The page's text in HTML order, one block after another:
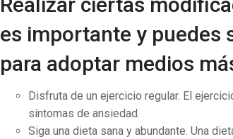
es importante y puedes
para adoptar medios
Disfruta de un ejercicio regular. El
síntomas de ansiedad.
Siga una dieta sana y abundante. Una